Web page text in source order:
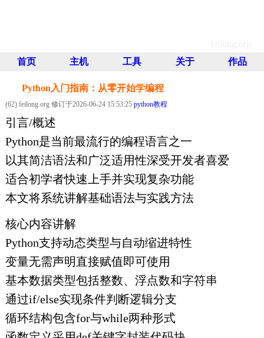
首页
主机 工具 关于 作品
Python入门指南：从零开始学编程
(62) feilong.org 修订于2026-06-24 15:53:25 python教程
引言/概述
Python是当前最流行的编程语言之一
以其简洁语法和广泛适用性深受开发者喜爱
适合初学者快速上手并实现复杂功能
本文将系统讲解基础语法与实践方法
核心内容讲解
Python支持动态类型与自动缩进特性
变量无需声明直接赋值即可使用
基本数据类型包括整数、浮点数和字符串
通过if/else实现条件判断逻辑分支
循环结构包含for与while两种形式